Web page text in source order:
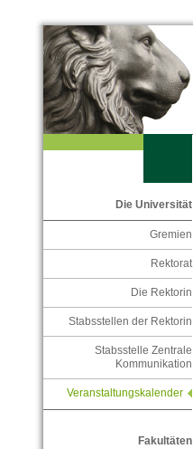
Die Universität
Gremien
Rektorat
Die Rektorin
Stabsstellen der Rektorin
Stabsstelle Zentrale
Kommunikation
Veranstaltungskalender
Fakultäten